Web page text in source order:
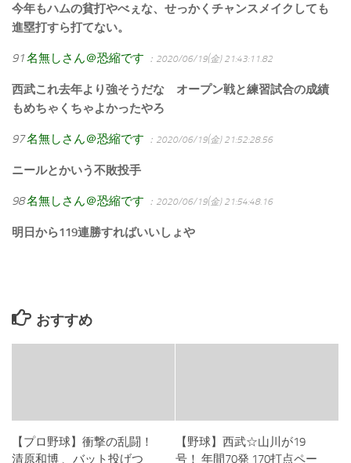
今年もハムの貧打やべぇな、せっかくチャンスメイクしても
進塁打すら打てない。
91名無しさん＠恐縮です ：2020/06/19(金) 21:43:11.82
西武これ去年より強そうだな オープン戦と練習試合の成績
もめちゃくちゃよかったやろ
97名無しさん＠恐縮です ：2020/06/19(金) 21:52:28.56
ニールとかいう不敗投手
98名無しさん＠恐縮です ：2020/06/19(金) 21:54:48.16
明日から119連勝すればいいしょや
おすすめ
【プロ野球】衝撃の乱闘！
清原和博 、バット投げつ
【野球】西武☆山川が19
号！ 年間70発 170打点ペー